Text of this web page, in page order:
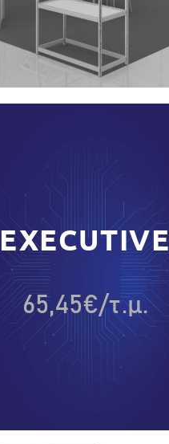
EXECUTIVE
65,45€/τ.μ.